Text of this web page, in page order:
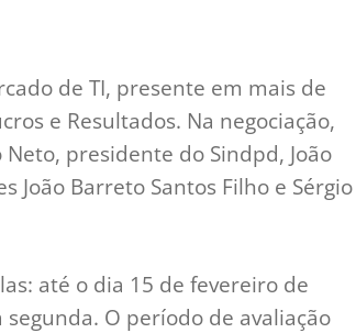
de TI, presente em mais de
e Resultados. Na negociação,
presidente do Sindpd, João
João Barreto Santos Filho e Sérgio
até o dia 15 de fevereiro de
O período de avaliação